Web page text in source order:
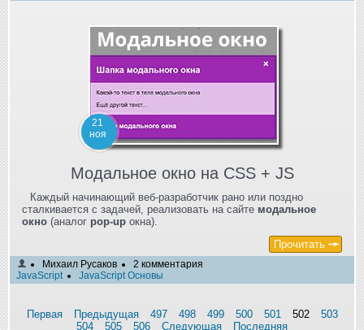
21
ноя
Модальное окно на CSS + JS
Каждый начинающий веб-разработчик рано или поздно
сталкивается с задачей, реализовать на сайте модальное
окно (аналог pop-up окна).
Прочитать
Михаил Русаков
2 комментария
JavaScript
JavaScript Основы
Первая Предыдущая 497 498 499 500 501 502
503
504
505 506 Следующая Последняя